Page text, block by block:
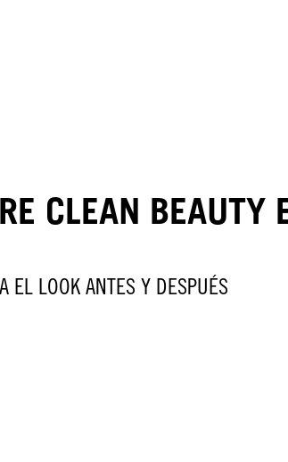
CLEAN BEAUTY
EL LOOK ANTES Y DESPUÉS